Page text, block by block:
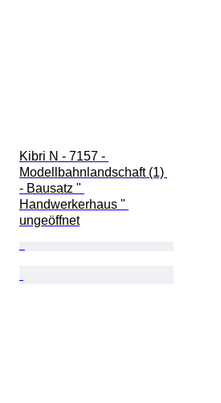
Kibri N - 7157 -
Modellbahnlandschaft (1)
- Bausatz "
Handwerkerhaus "
ungeöffnet